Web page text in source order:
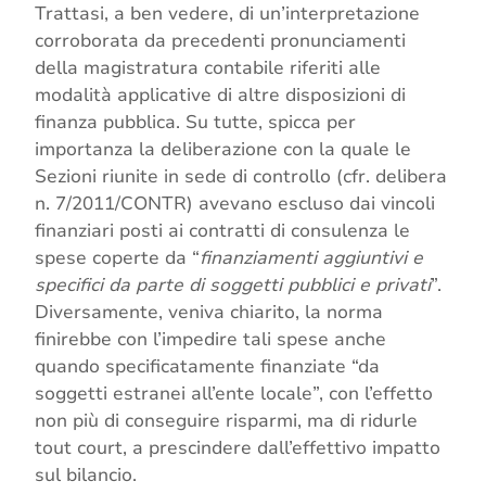
Trattasi, a ben vedere, di un’interpretazione
corroborata da precedenti pronunciamenti
della magistratura contabile riferiti alle
modalità applicative di altre disposizioni di
finanza pubblica. Su tutte, spicca per
importanza la deliberazione con la quale le
Sezioni riunite in sede di controllo (cfr. delibera
n. 7/2011/CONTR) avevano escluso dai vincoli
finanziari posti ai contratti di consulenza le
spese coperte da “finanziamenti aggiuntivi e
specifici da parte di soggetti pubblici e privati”.
Diversamente, veniva chiarito, la norma
finirebbe con l’impedire tali spese anche
quando specificatamente finanziate “da
soggetti estranei all’ente locale”, con l’effetto
non più di conseguire risparmi, ma di ridurle
tout court, a prescindere dall’effettivo impatto
sul bilancio.